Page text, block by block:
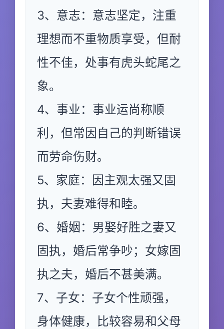
3、意志：意志坚定，注重
理想而不重物质享受，但耐
性不佳，处事有虎头蛇尾之
象。
4、事业：事业运尚称顺
利，但常因自己的判断错误
而劳命伤财。
5、家庭：因主观太强又固
执，夫妻难得和睦。
6、婚姻：男娶好胜之妻又
固执，婚后常争吵；女嫁固
执之夫，婚后不甚美满。
7、子女：子女个性顽强，
身体健康，比较容易和父母